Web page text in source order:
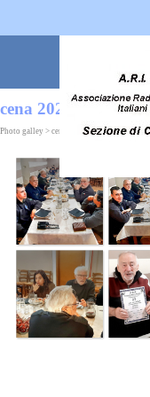
cena 2026
Photo galley > cene